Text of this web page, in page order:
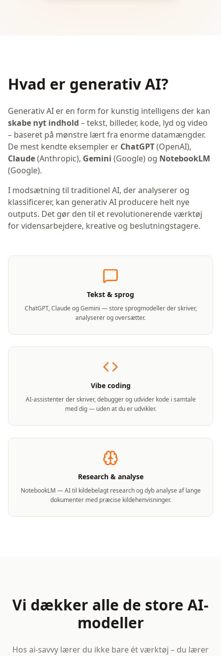
Hvad er generativ AI?
Generativ AI er en form for kunstig intelligens der kan
skabe nyt indhold – tekst, billeder, kode, lyd og video
– baseret på mønstre lært fra enorme datamængder.
De mest kendte eksempler er ChatGPT(OpenAI),
Claude(Anthropic), Gemini (Google) og NotebookLM
(Google).
I modsætning til traditionel AI, der analyserer og
klassificerer, kan generativ AI producere helt nye
outputs. Det gør den til et revolutionerende værktøj
for vidensarbejdere, kreative og beslutningstagere.
Tekst & sprog
ChatGPT, Claude og Gemini — store sprogmodeller der skriver,
analyserer og oversætter.
Vibe coding
AI-assistenter der skriver, debugger og udvider kode i samtale
med dig — uden at du er udvikler.
Research & analyse
NotebookLM — AI til kildebelagt research og dyb analyse af lange
dokumenter med præcise kildehenvisninger.
Vi dækker alle de store AI-
modeller
Hos ai-savvy lærer du ikke bare ét værktøj – du lærer